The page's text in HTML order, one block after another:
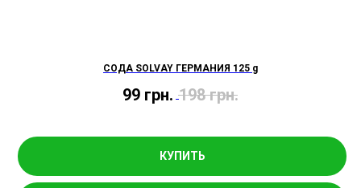
СОДА SOLVAY ГЕРМАНИЯ 125 g
99 грн. 198 грн.
КУПИТЬ